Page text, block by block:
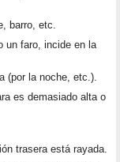
barro, etc.
un faro, incide en la
(por la noche, etc.).
es demasiado alta o
trasera está rayada.